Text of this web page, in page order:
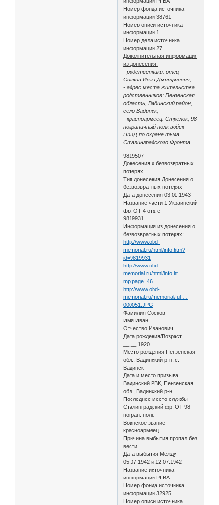
Номер фонда источника
информации 38761
Номер описи источника
информации 1
Номер дела источника
информации 27
Дополнительная информация
из донесения:
- родственники: отец -
Сосков Иван Дмитриевич;
- адрес места жительства
родственников: Пензенская
область, Вадинский район,
село Вадинск;
- красноармеец. Стрелок, 98
пограничный полк войск
НКВД по охране тыла
Сталинградского Фронта.
9819507
Донесения о безвозвратных
потерях
Тип донесения Донесения о
безвозвратных потерях
Дата донесения 03.01.1943
Название части 1 Украинский
фр. ОТ 4 отд-е
9819931
Информация из донесения о
безвозвратных потерях:
http://www.obd-
memorial.ru/html/info.htm?
id=9819931
http://www.obd-
memorial.ru/html/info.ht …
mp;page=46
http://www.obd-
memorial.ru/memorial/ful …
000051.JPG
Фамилия Сосков
Имя Иван
Отчество Иванович
Дата рождения/Возраст
__.__.1920
Место рождения Пензенская
обл., Вадинский р-н, с.
Вадинск
Дата и место призыва
Вадинский РВК, Пензенская
обл., Вадинский р-н
Последнее место службы
Сталинградский фр. ОТ 98
погран. полк
Воинское звание
красноармеец
Причина выбытия пропал без
вести
Дата выбытия Между
05.07.1942 и 12.07.1942
Название источника
информации РГВА
Номер фонда источника
информации 32925
Номер описи источника